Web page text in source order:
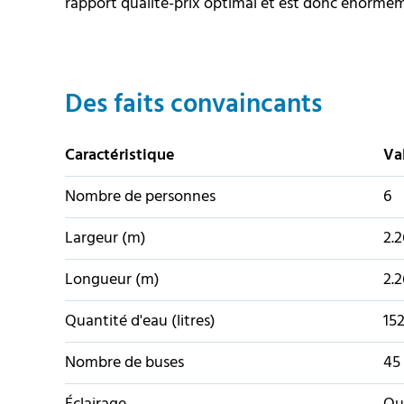
Des faits convaincants
Caractéristique
Nombre de personnes
6
Largeur (m)
Longueur (m)
Quantité d'eau (litres)
Nombre de buses
45